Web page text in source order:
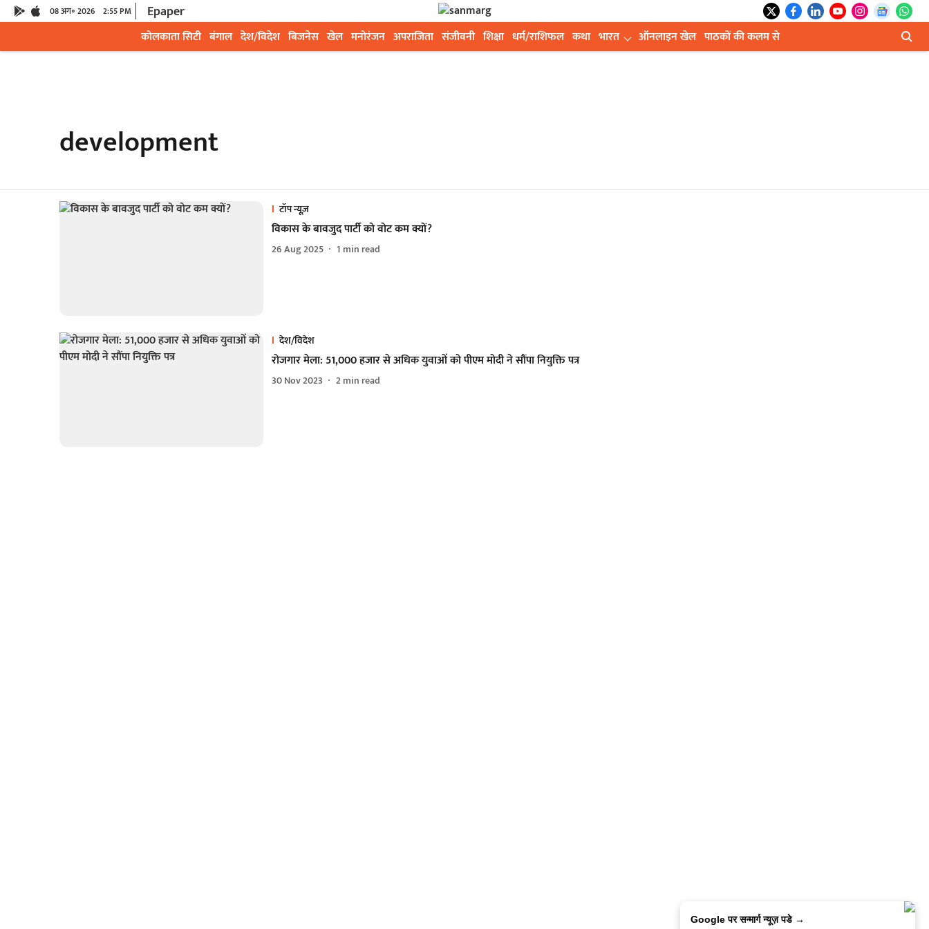
08 अग॰ 2026 2:55 PM Epaper
कोलकाता सिटी बंगाल देश/विदेश बिजनेस खेल मनोरंजन अपराजिता संजीवनी शिक्षा धर्म/राशिफल कथा भारत ऑनलाइन खेल पाठकों की कलम से
development
टॉप न्यूज़
विकास के बावजुद पार्टी को वोट कम क्यों?
26 Aug 2025 1 min read
देश/विदेश
रोजगार मेला: 51,000 हजार से अधिक युवाओं को पीएम मोदी ने सौंपा नियुक्ति पत्र
30 Nov 2023 2min read
Google पर सन्मार्ग न्यूज़ पडे →